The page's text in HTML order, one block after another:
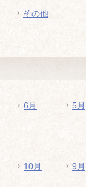
その他
6月 5月
10月 9月